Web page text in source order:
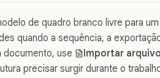
de quadro branco livre para
quando a sequência, a
documento, use
Importar
precisar surgir durante o